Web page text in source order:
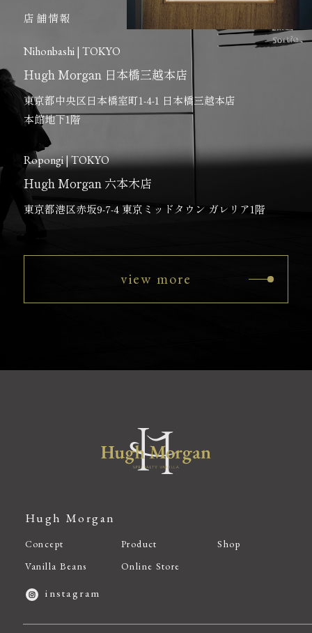
店舗情報
Nihonbashi | TOKYO
Hugh Morgan 日本橋三越本店
東京都中央区日本橋室町1-4-1 日本橋三越本店
本館地下1階
Ropongi | TOKYO
Hugh Morgan 六本木店
東京都港区赤坂9-7-4 東京ミッドタウン ガレリア1階
view more
Hugh Morgan
Concept
Vanilla Beans
Product
Online Store
Shop
instagram